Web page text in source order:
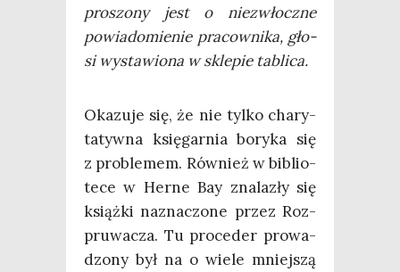
pro­szo­ny jest o nie­zwłocz­ne
powia­do­mie­nie pra­cow­ni­ka, gło­
si wysta­wio­na w skle­pie tablica.
Oka­zu­je się, że nie tyl­ko cha­ry­
ta­tyw­na księ­gar­nia bory­ka się
z pro­ble­mem. Rów­nież w biblio­
te­ce w Her­ne Bay zna­la­zły się
książ­ki nazna­czo­ne przez Roz­
pru­wa­cza. Tu pro­ce­der pro­wa­
dzo­ny był na o wie­le mniej­szą